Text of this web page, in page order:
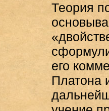
Теория
его
Платона